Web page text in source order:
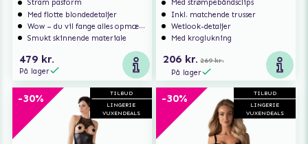
Stram pasform
Med flotte blondedetaljer
Wow – du vil fange alles opmærksomhed
Smukt skinnende materiale
479 kr.
På lager
Med strømpebåndsclips
Inkl. matchende trusser
Wetlook-detaljer
Med kroglukning
206 kr. 269 kr.
På lager
TILBUD
LINGERIE
VUXENDEALS
-30%
TILBUD
LINGERIE
VUXENDEALS
-30%